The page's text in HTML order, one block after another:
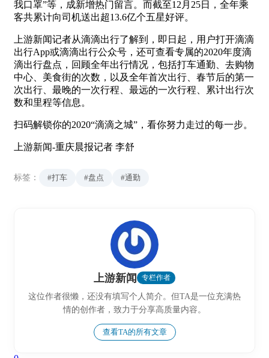
我口罩”等，成新增热门留言。而截至12月25日，全年乘
客共累计向司机送出超13.6亿个五星好评。
上游新闻记者从滴滴出行了解到，即日起，用户打开滴滴
出行App或滴滴出行公众号，还可查看专属的2020年度滴
滴出行盘点，回顾全年出行情况，包括打车通勤、去购物
中心、美食街的次数，以及全年首次出行、春节后的第一
次出行、最晚的一次行程、最远的一次行程、累计出行次
数和里程等信息。
扫码解锁你的2020“滴滴之城”，看你努力走过的每一步。
上游新闻-重庆晨报记者 李舒
标签： #打车 #盘点 #通勤
上游新闻 专栏作者
这位作者很懒，还没有填写个人简介。但TA是一位充满热
情的创作者，致力于分享高质量内容。
查看TA的所有文章